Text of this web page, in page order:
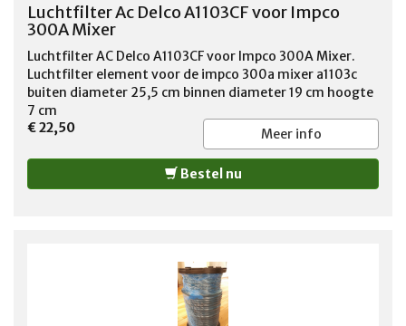
Luchtfilter Ac Delco A1103CF voor Impco
300A Mixer
Luchtfilter AC Delco A1103CF voor Impco 300A Mixer.
Luchtfilter element voor de impco 300a mixer a1103c
buiten diameter 25,5 cm binnen diameter 19 cm hoogte
7 cm
€ 22,50
Meer info
Bestel nu